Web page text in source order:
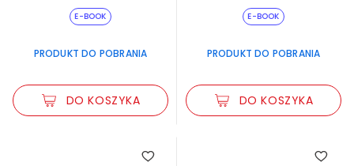
E-BOOK
PRODUKT DO POBRANIA
DO KOSZYKA
E-BOOK
PRODUKT DO POBRANIA
DO KOSZYKA